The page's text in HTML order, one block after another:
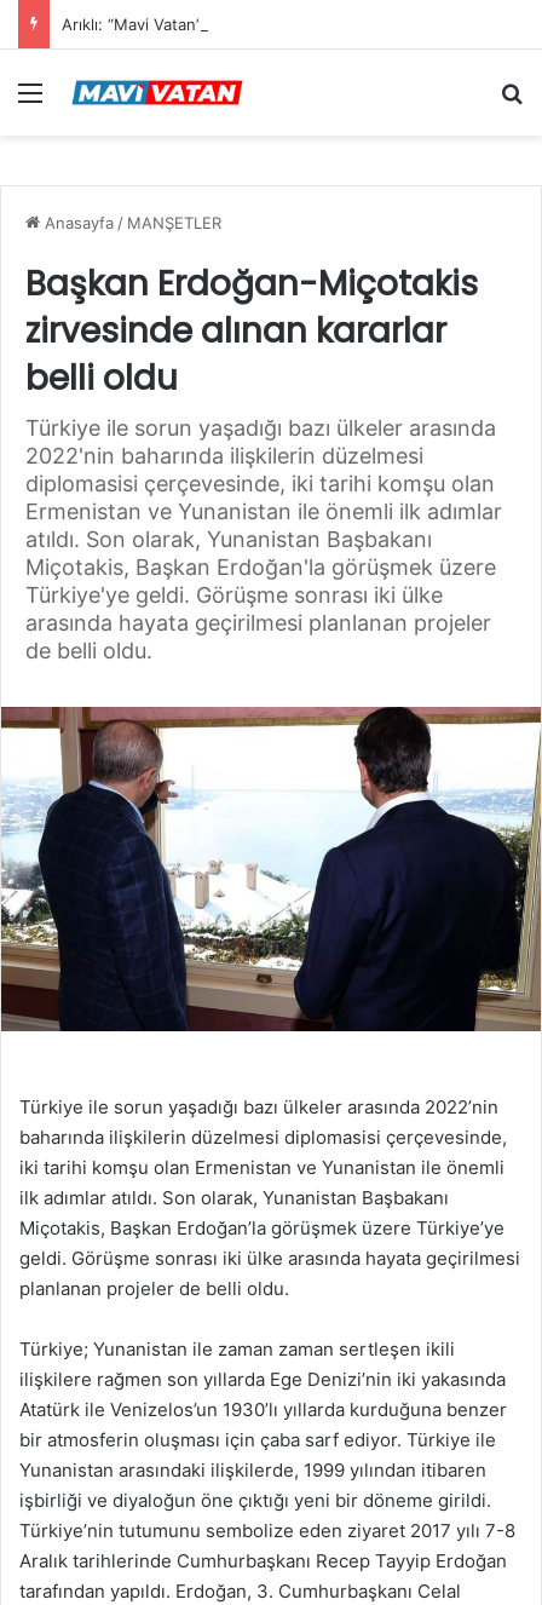
Arıklı: “Mavi Vatan”dan Sonra Hedef “Siber Vatan”
Menü
Anasayfa / MANŞETLER
Başkan Erdoğan-Miçotakis
zirvesinde alınan kararlar
belli oldu
Türkiye ile sorun yaşadığı bazı ülkeler arasında
2022'nin baharında ilişkilerin düzelmesi
diplomasisi çerçevesinde, iki tarihi komşu olan
Ermenistan ve Yunanistan ile önemli ilk adımlar
atıldı. Son olarak, Yunanistan Başbakanı
Miçotakis, Başkan Erdoğan'la görüşmek üzere
Türkiye'ye geldi. Görüşme sonrası iki ülke
arasında hayata geçirilmesi planlanan projeler
de belli oldu.
Türkiye ile sorun yaşadığı bazı ülkeler arasında 2022’nin
baharında ilişkilerin düzelmesi diplomasisi çerçevesinde,
iki tarihi komşu olan Ermenistan ve Yunanistan ile önemli
ilk adımlar atıldı. Son olarak, Yunanistan Başbakanı
Miçotakis, Başkan Erdoğan’la görüşmek üzere Türkiye’ye
geldi. Görüşme sonrası iki ülke arasında hayata geçirilmesi
planlanan projeler de belli oldu.
Türkiye; Yunanistan ile zaman zaman sertleşen ikili
ilişkilere rağmen son yıllarda Ege Denizi’nin iki yakasında
Atatürk ile Venizelos’un 1930’lı yıllarda kurduğuna benzer
bir atmosferin oluşması için çaba sarf ediyor. Türkiye ile
Yunanistan arasındaki ilişkilerde, 1999 yılından itibaren
işbirliği ve diyaloğun öne çıktığı yeni bir döneme girildi.
Türkiye’nin tutumunu sembolize eden ziyaret 2017 yılı 7-8
Aralık tarihlerinde Cumhurbaşkanı Recep Tayyip Erdoğan
tarafından yapıldı. Erdoğan, 3. Cumhurbaşkanı Celal